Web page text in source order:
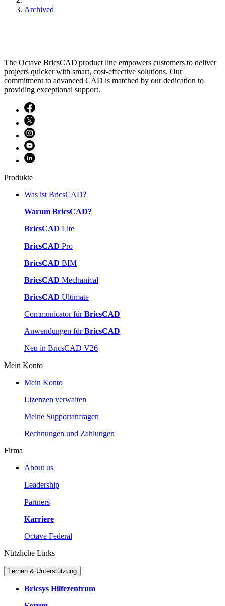
Archived
The Octave BricsCAD product line empowers customers to deliver
projects quicker with smart, cost-effective solutions. Our
commitment to advanced CAD is matched by our dedication to
providing exceptional support.
Produkte
Was ist BricsCAD?
Warum BricsCAD?
BricsCAD Lite
BricsCAD Pro
BricsCAD BIM
BricsCAD Mechanical
BricsCAD Ultimate
Communicator fürBricsCAD
Anwendungen fürBricsCAD
Neu in BricsCAD V26
Mein Konto
Mein Konto
Lizenzen verwalten
Meine Supportanfragen
Rechnungen und Zahlungen
Firma
About us
Leadership
Partners
Karriere
Octave Federal
Nützliche Links
Lernen & Unterstützung
Bricsys Hilfezentrum